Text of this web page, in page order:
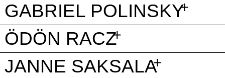
GABRIEL POLINSKY
ÖDÖN RACZ
JANNE SAKSALA